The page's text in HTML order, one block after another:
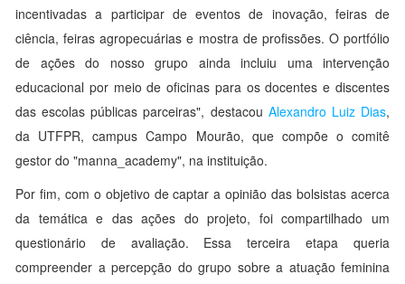
incentivadas a participar de eventos de inovação, feiras de
ciência, feiras agropecuárias e mostra de profissões. O portfólio
de ações do nosso grupo ainda incluiu uma intervenção
educacional por meio de oficinas para os docentes e discentes
das escolas públicas parceiras", destacou Alexandro Luiz Dias,
da UTFPR, campus Campo Mourão, que compõe o comitê
gestor do "manna_academy", na instituição.
Por fim, com o objetivo de captar a opinião das bolsistas acerca
da temática e das ações do projeto, foi compartilhado um
questionário de avaliação. Essa terceira etapa queria
compreender a percepção do grupo sobre a atuação feminina